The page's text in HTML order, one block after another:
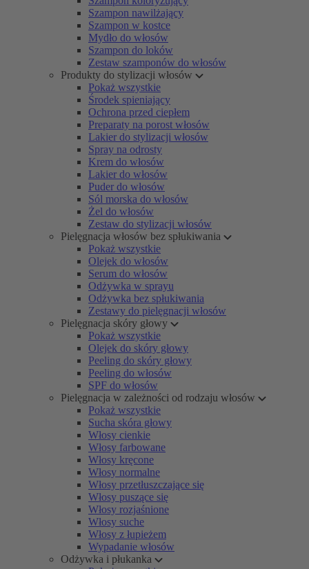
Szampon nawilżający
Szampon w kostce
Mydło do włosów
Szampon do loków
Zestaw szamponów do włosów
Produkty do stylizacji włosów
Pokaż wszystkie
Środek spieniający
Ochrona przed ciepłem
Preparaty na porost włosów
Lakier do stylizacji włosów
Spray na odrosty
Krem do włosów
Lakier do włosów
Puder do włosów
Sól morska do włosów
Żel do włosów
Zestaw do stylizacji włosów
Pielęgnacja włosów bez spłukiwania
Pokaż wszystkie
Olejek do włosów
Serum do włosów
Odżywka w sprayu
Odżywka bez spłukiwania
Zestawy do pielęgnacji włosów
Pielęgnacja skóry głowy
Pokaż wszystkie
Olejek do skóry głowy
Peeling do skóry głowy
Peeling do włosów
SPF do włosów
Pielęgnacja w zależności od rodzaju włosów
Pokaż wszystkie
Sucha skóra głowy
Włosy cienkie
Włosy farbowane
Włosy kręcone
Włosy normalne
Włosy przetłuszczające się
Włosy puszące się
Włosy rozjaśnione
Włosy suche
Włosy z łupieżem
Wypadanie włosów
Odżywka i płukanka